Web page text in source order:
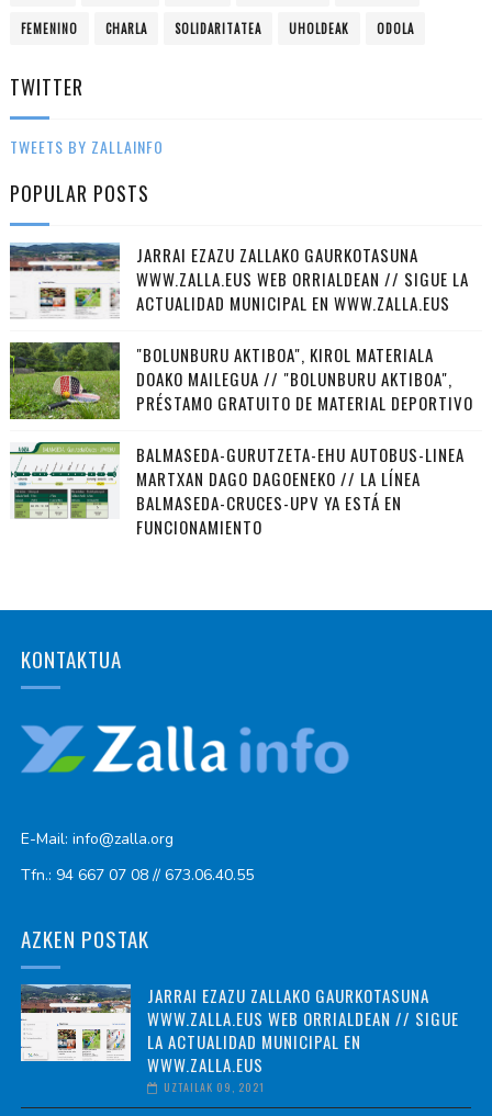
FEMENINO CHARLA SOLIDARITATEA UHOLDEAK ODOLA
TWITTER
TWEETS BY ZALLAINFO
POPULAR POSTS
JARRAI EZAZU ZALLAKO GAURKOTASUNA
WWW.ZALLA.EUS WEB ORRIALDEAN // SIGUE LA
ACTUALIDAD MUNICIPAL EN WWW.ZALLA.EUS
"BOLUNBURU AKTIBOA", KIROL MATERIALA
DOAKO MAILEGUA // "BOLUNBURU AKTIBOA",
PRÉSTAMO GRATUITO DE MATERIAL DEPORTIVO
BALMASEDA-GURUTZETA-EHU AUTOBUS-LINEA
MARTXAN DAGO DAGOENEKO // LA LÍNEA
BALMASEDA-CRUCES-UPV YA ESTÁ EN
FUNCIONAMIENTO
KONTAKTUA
E-Mail: info@zalla.org
Tfn.: 94 667 07 08 // 673.06.40.55
AZKEN POSTAK
JARRAI EZAZU ZALLAKO GAURKOTASUNA
WWW.ZALLA.EUS WEB ORRIALDEAN // SIGUE
LA ACTUALIDAD MUNICIPAL EN
WWW.ZALLA.EUS
UZTAILAK 09, 2021